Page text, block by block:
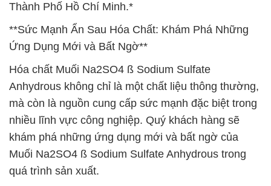
Thành Phố Hồ Chí Minh.*
**Sức Mạnh Ẩn Sau Hóa Chất: Khám Phá Những
Ứng Dụng Mới và Bất Ngờ**
Hóa chất Muối Na2SO4 ß Sodium Sulfate
Anhydrous không chỉ là một chất liệu thông thường,
mà còn là nguồn cung cấp sức mạnh đặc biệt trong
nhiều lĩnh vực công nghiệp. Quý khách hàng sẽ
khám phá những ứng dụng mới và bất ngờ của
Muối Na2SO4 ß Sodium Sulfate Anhydrous trong
quá trình sản xuất.